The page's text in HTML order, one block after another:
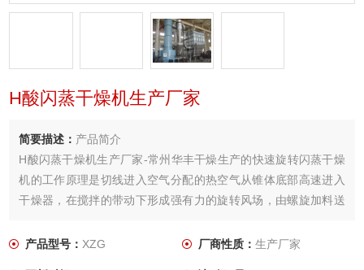
H酸闪蒸干燥机生产厂家
简要描述： 产品简介
H酸闪蒸干燥机生产厂家-常州华丰干燥生产的快速旋转闪蒸干燥
机的工作原理是切线进入空气分配的热空气从锥体底部高速进入
干燥器，在搅拌的带动下形成强有力的旋转风场，由螺旋加料送
接触、受热、干燥、并在强烈的离心作用下互相碰撞、磨擦而被
产品型号：XZG 厂商性质： 生产厂家